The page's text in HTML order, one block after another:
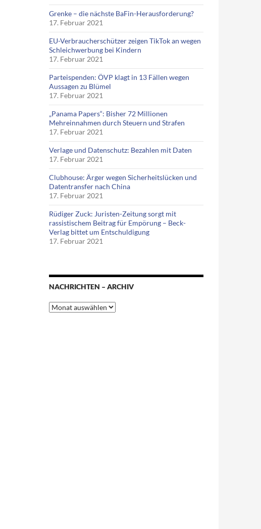
Grenke – die nächste BaFin-Herausforderung?
17. Februar 2021
EU-Verbraucherschützer zeigen TikTok an wegen
Schleichwerbung bei Kindern
17. Februar 2021
Parteispenden: ÖVP klagt in 13 Fällen wegen
Aussagen zu Blümel
17. Februar 2021
„Panama Papers“: Bisher 72 Millionen
Mehreinnahmen durch Steuern und Strafen
17. Februar 2021
Verlage und Datenschutz: Bezahlen mit Daten
17. Februar 2021
Clubhouse: Ärger wegen Sicherheitslücken und
Datentransfer nach China
17. Februar 2021
Rüdiger Zuck: Juristen-Zeitung sorgt mit
rassistischem Beitrag für Empörung – Beck-
Verlag bittet um Entschuldigung
17. Februar 2021
NACHRICHTEN – ARCHIV
Nachrichten
–